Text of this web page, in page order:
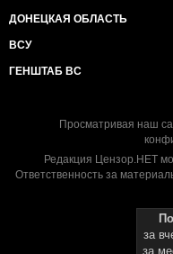
ДОНЕЦКАЯ ОБЛАСТЬ
ВСУ
ГЕНШТАБ ВС
Просматривая наш
Редакция Цензор.НЕТ
Ответственность за
за
за